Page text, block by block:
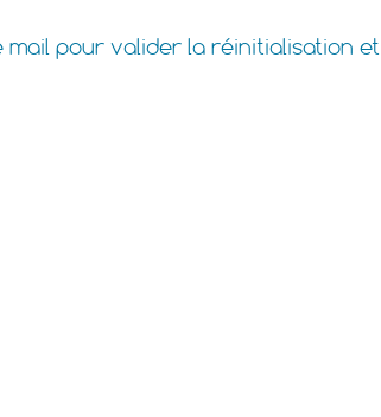
pour valider la réinitialisation et